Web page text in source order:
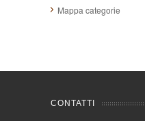
Mappa categorie
CONTATTI